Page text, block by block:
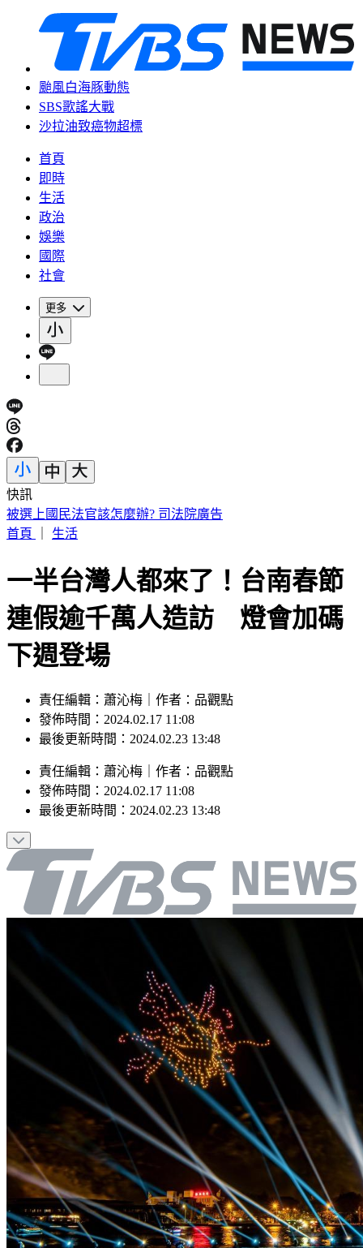
颱風白海豚動態
SBS歌謠大戰
沙拉油致癌物超標
首頁
即時
生活
政治
娛樂
國際
社會
更多
快訊
台南關廟深夜惡火！汽車零件、食品廠狂燒 橘紅烈焰駭人
首頁
生活
一半台灣人都來了！台南春節
連假逾千萬人造訪 燈會加碼
下週登場
責任編輯：蕭沁梅｜作者：品觀點
發佈時間：2024.02.17 11:08
最後更新時間：2024.02.23 13:48
責任編輯 ： 蕭沁梅 作者 ： 品觀點
發佈時間： 2024.02.17 11:08
最後更新時間： 2024.02.23 13:48